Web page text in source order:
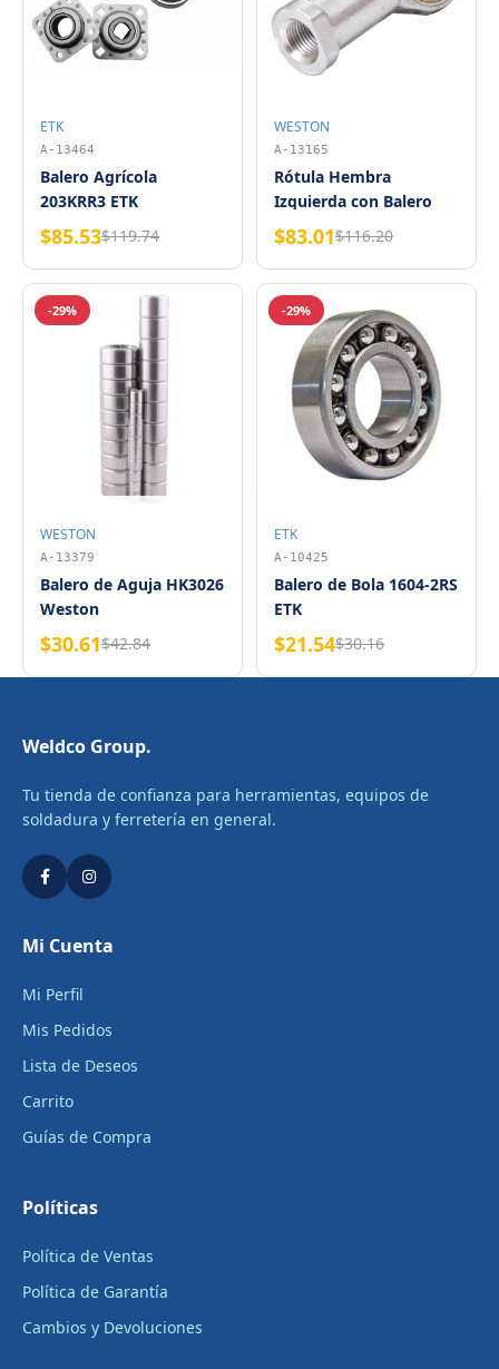
ETK
A-13464
Balero Agrícola
203KRR3 ETK
$85.53$119.74
WESTON
A-13165
Rótula Hembra
Izquierda con Balero
PHSB-5 L 5/16-24
WESTON
$83.01$116.20
-29%
WESTON
A-13379
Balero de Aguja HK3026
Weston
$30.61$42.84
-29%
ETK
A-10425
Balero de Bola 1604-2RS
ETK
$21.54$30.16
Weldco Group.
Tu tienda de confianza para herramientas, equipos de
soldadura y ferretería en general.
Mi Cuenta
Mi Perfil
Mis Pedidos
Lista de Deseos
Carrito
Guías de Compra
Políticas
Política de Ventas
Política de Garantía
Cambios y Devoluciones